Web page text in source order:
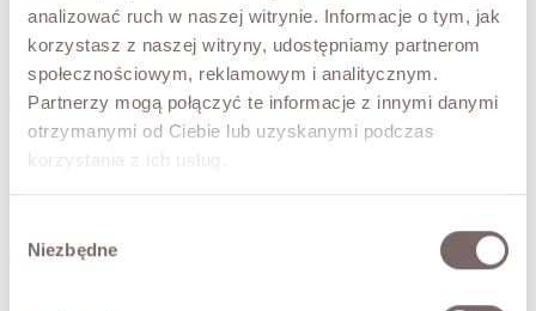
analizować ruch w naszej witrynie. Informacje o tym, jak
korzystasz z naszej witryny, udostępniamy partnerom
społecznościowym, reklamowym i analitycznym.
Partnerzy mogą połączyć te informacje z innymi danymi
otrzymanymi od Ciebie lub uzyskanymi podczas
korzystania z ich usług.
zgody
Niezbędne
KOLOR
Brąz
DODAJ DO KOSZYKA